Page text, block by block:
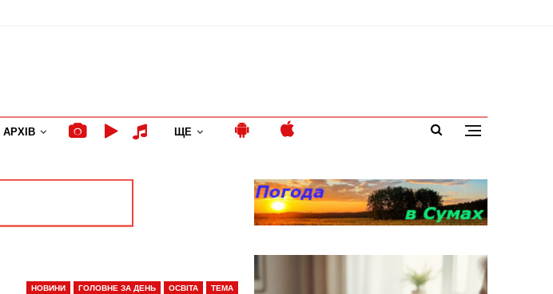
АРХІВ ЩЕ
НОВИНИ ГОЛОВНЕ ЗА ДЕНЬ ОСВІТА ТЕМА